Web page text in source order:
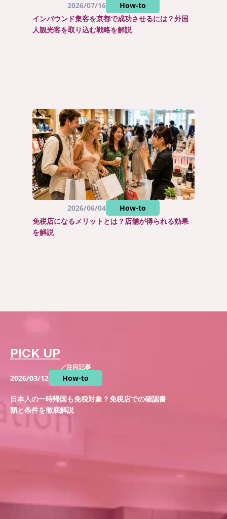
2026/07/16
How-to
インバウンド集客を京都で成功させるには？外国
人観光客を取り込む戦略を解説
2026/06/04
How-to
免税店になるメリットとは？店舗が得られる効果
を解説
PICK UP
／注目記事
2026/03/12 How-to
日本人の一時帰国も免税対象？免税店での確認書
類と条件を徹底解説